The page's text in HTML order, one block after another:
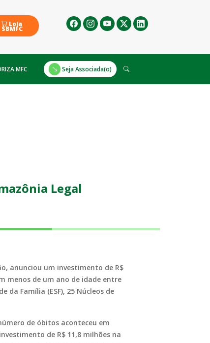
Loja
SBMFC
MFC Seja Associada(o)
Legal
anunciou um investimento de R$
menos de um ano de idade entre
Família (ESF), 25 Núcleos de
de óbitos aconteceu em
de R$ 11,8 milhões na